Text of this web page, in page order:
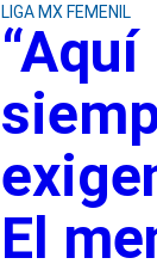
LIGA MX FEMENIL
“Aquí
El